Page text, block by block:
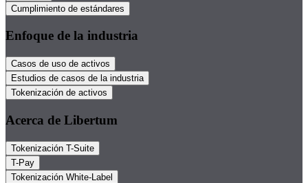
Cumplimiento de estándares
Enfoque de la industria
Casos de uso de activos
Estudios de casos de la industria
Tokenización de activos
Acerca de Libertum
Tokenización T-Suite
T-Pay
Tokenización White-Label